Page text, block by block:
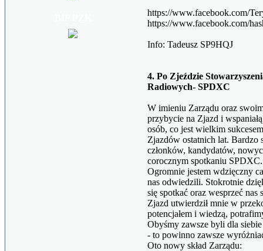
https://www.facebook.com/
https://www.facebook.com/
Info: Tadeusz SP9HQJ
4. Po Zjeździe
Radiowych- SPDXC
W imieniu Zarządu oraz
przybycie na Zjazd i
osób, co jest wielkim
Zjazdów ostatnich lat. Bardzo
członków, kandydatów,
corocznym spotkaniu SPDXC.
Ogromnie jestem wdzięczny
nas odwiedzili. Stokrotnie
się spotkać oraz wesprzeć
Zjazd utwierdził mnie w
potencjałem i wiedzą,
Obyśmy zawsze byli dla
- to powinno zawsze
Oto nowy skład Zarządu: